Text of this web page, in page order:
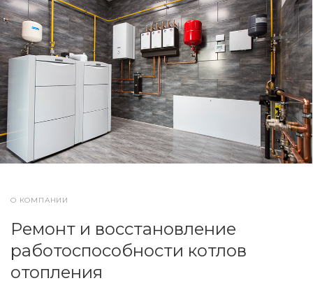
О КОМПАНИИ
Ремонт и восстановление
работоспособности котлов
отопления